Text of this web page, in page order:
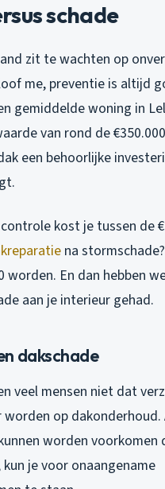
schade
zit te wachten op
me, preventie is altijd
gemiddelde woning in
van rond de
een behoorlijke
kost je tussen de
na
worden. En dan hebben
aan je interieur gehad.
dakschade
veel mensen niet dat
op dakonderhoud.
worden voorkomen
je voor onaangename